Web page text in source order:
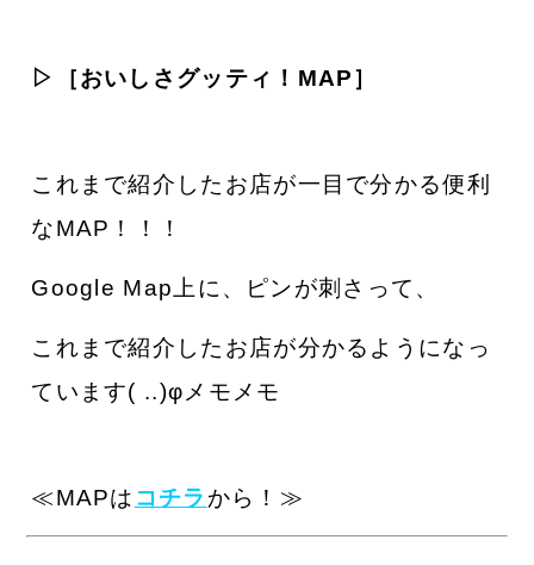
▷［おいしさグッティ！MAP］
これまで紹介したお店が一目で分かる便利
なMAP！！！
Google Map上に、ピンが刺さって、
これまで紹介したお店が分かるようになっ
ています( ..)φメモメモ
≪MAPは コチラ から！≫